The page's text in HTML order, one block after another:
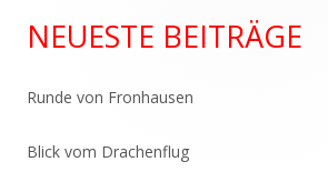
Seitenleiste
NEUESTE BEITRÄGE
Runde von Fronhausen
Blick vom Drachenflug